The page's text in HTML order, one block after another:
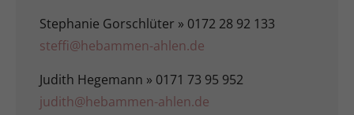
Stephanie Gorschlüter » 0172 28 92 133
steffi@hebammen-ahlen.de
Judith Hegemann » 0171 73 95 952
judith@hebammen-ahlen.de